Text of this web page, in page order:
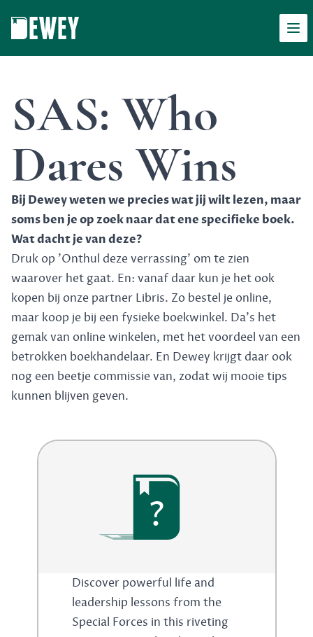
SAS: Who
Dares Wins
Bij Dewey weten we precies wat jij wilt lezen, maar
soms ben je op zoek naar dat ene specifieke boek.
Wat dacht je van deze?
Druk op 'Onthul deze verrassing' om te zien
waarover het gaat. En: vanaf daar kun je het ook
kopen bij onze partner Libris. Zo bestel je online,
maar koop je bij een fysieke boekwinkel. Da's het
gemak van online winkelen, met het voordeel van een
betrokken boekhandelaar. En Dewey krijgt daar ook
nog een beetje commissie van, zodat wij mooie tips
kunnen blijven geven.
?
Discover powerful life and
leadership lessons from the
Special Forces in this riveting